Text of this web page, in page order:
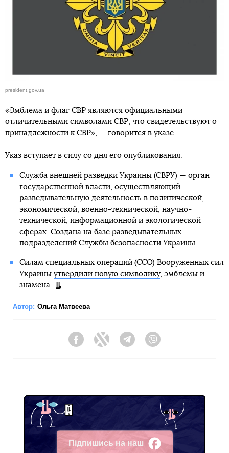
president.gov.ua
«Эмблема и флаг СВР являются официальными
отличительными символами СВР, что свидетельствуют о
принадлежности к СВР», — говорится в указе.
Указ вступает в силу со дня его опубликования.
Служба внешней разведки Украины (СВРУ) — орган
государственной власти, осуществляющий
разведывательную деятельность в политической,
экономической, военно-технической, научно-
технической, информационной и экологической
сферах. Создана на базе разведывательных
подразделений Службы безопасности Украины.
Силам специальных операций (ССО) Вооруженных сил
Украины утвердили новую символику, эмблемы и
знамена.
Автор: Ольга Матвеева
FacebookTwitter Telegram
Підпишись на наш
Facebook